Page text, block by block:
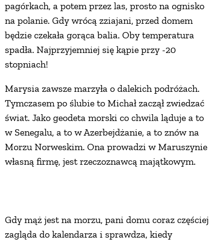
pagórkach, a potem przez las, prosto na ognisko
na polanie. Gdy wrócą zziajani, przed domem
będzie czekała gorąca balia. Oby temperatura
spadła. Najprzyjemniej się kąpie przy -20
stopniach!
Marysia zawsze marzyła o dalekich podróżach.
Tymczasem po ślubie to Michał zaczął zwiedzać
świat. Jako geodeta morski co chwila ląduje a to
w Senegalu, a to w Azerbejdżanie, a to znów na
Morzu Norweskim. Ona prowadzi w Maruszynie
własną firmę, jest rzeczoznawcą majątkowym.
Gdy mąż jest na morzu, pani domu coraz częściej
zagląda do kalendarza i sprawdza, kiedy
ZWYCZAJE
ZRÓB TO SAM
ŚNIADANIA
PRZYSTAWKI
ZUPY
CIASTA I DESERY